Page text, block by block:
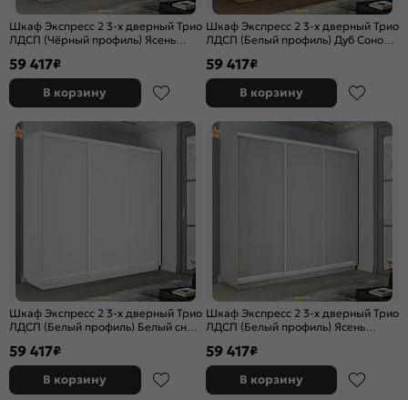
Шкаф Экспресс 2 3-х дверный Трио
ЛДСП (Чёрный профиль) Ясень
59 417₽
В корзину
Шкаф Экспресс 2 3-х дверный Трио
ЛДСП (Белый профиль) Дуб Сонома
59 417₽
В корзину
Шкаф Экспресс 2 3-х дверный Трио
ЛДСП (Белый профиль) Белый снег
59 417₽
В корзину
Шкаф Экспресс 2 3-х дверный Трио
ЛДСП (Белый профиль) Ясень
59 417₽
В корзину